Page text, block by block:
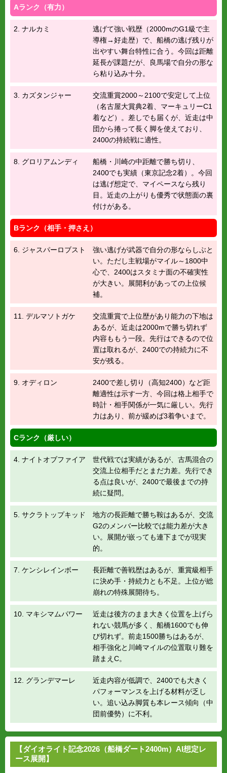
Aランク（有力）
2. ナルカミ
逃げて強い戦歴（2000mのG1級で主
導権→好走歴）で、船橋の逃げ残りが
出やすい舞台特性に合う。今回は距離
延長が課題だが、良馬場で自分の形な
ら粘り込み十分。
3. カズタンジャー
交流重賞2000～2100で安定して上位
（名古屋大賞典2着、マーキュリーC1
着など）。差しでも届くが、近走は中
団から捲って長く脚を使えており、
2400の持続戦に適性。
8. グロリアムンディ
船橋・川崎の中距離で勝ち切り、
2400でも実績（東京記念2着）。今回
は逃げ想定で、マイペースなら残り
目。近走の上がりも優秀で状態面の裏
付けがある。
Bランク（相手・押さえ）
6. ジャスパーロブスト
強い逃げが武器で自分の形ならしぶと
い。ただし主戦場がマイル～1800中
心で、2400はスタミナ面の不確実性
が大きい。展開利があっての上位候
補。
11. デルマソトガケ
交流重賞で上位歴があり能力の下地は
あるが、近走は2000mで勝ち切れず
内容ももう一段。先行はできるので位
置は取れるが、2400での持続力に不
安が残る。
9. オディロン
2400で差し切り（高知2400）など距
離適性は示す一方、今回は格上相手で
時計・相手関係が一気に厳しい。先行
力はあり、前が緩めば3着争いまで。
Cランク（厳しい）
4. ナイトオブファイア
世代戦では実績があるが、古馬混合の
交流上位相手だとまだ力差。先行でき
る点は良いが、2400で最後までの持
続に疑問。
5. サクラトップキッド
地方の長距離で勝ち鞍はあるが、交流
G2のメンバー比較では能力差が大き
い。展開が嵌っても連下までが現実
的。
7. ケンシレインボー
長距離で善戦歴はあるが、重賞級相手
に決め手・持続力とも不足。上位が総
崩れの特殊展開待ち。
10. マキシマムパワー
近走は後方のまま大きく位置を上げら
れない競馬が多く、船橋1600でも伸
び切れず。前走1500勝ちはあるが、
相手強化と川崎マイルの位置取り難を
踏まえC。
12. グランデマーレ
近走内容が低調で、2400でも大きく
パフォーマンスを上げる材料が乏し
い。追い込み脚質も本レース傾向（中
団前優勢）に不利。
【ダイオライト記念2026（船橋ダート2400m）AI想定レ
ース展開】